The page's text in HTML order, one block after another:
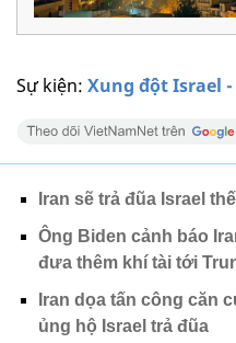
Sự kiện: Xung đột Israel
Iran sẽ trả đũa Israel
Ông Biden cảnh báo
đưa thêm khí tài tới
Iran dọa tấn công căn
ủng hộ Israel trả đũa